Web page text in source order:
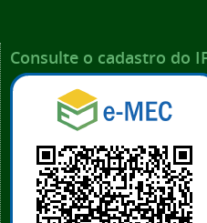
Consulte o cadastro do